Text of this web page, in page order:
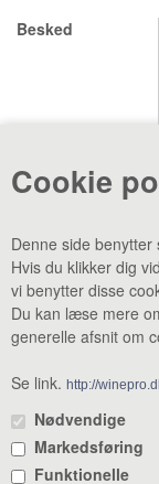
Cookie
Denne side
Hvis du klikker dig
vi benytter disse
Du kan læse mere
generelle afsnit om
Se link. http://
Nødvendige
Markedsføring
Funktionelle
VINE MED
NYHEDSBREV
TILBUD
Besked
CVR: 38969188
+45
Åbningstider: